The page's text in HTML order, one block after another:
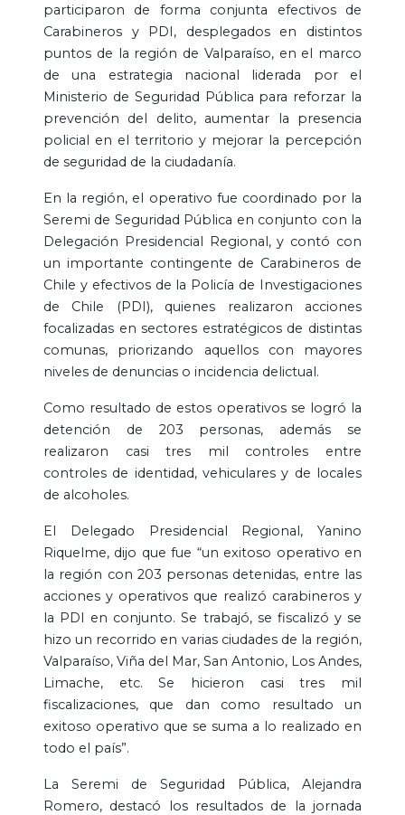
participaron de forma conjunta efectivos de
Carabineros y PDI, desplegados en distintos
puntos de la región de Valparaíso, en el marco
de una estrategia nacional liderada por el
Ministerio de Seguridad Pública para reforzar la
prevención del delito, aumentar la presencia
policial en el territorio y mejorar la percepción
de seguridad de la ciudadanía.
En la región, el operativo fue coordinado por la
Seremi de Seguridad Pública en conjunto con la
Delegación Presidencial Regional, y contó con
un importante contingente de Carabineros de
Chile y efectivos de la Policía de Investigaciones
de Chile (PDI), quienes realizaron acciones
focalizadas en sectores estratégicos de distintas
comunas, priorizando aquellos con mayores
niveles de denuncias o incidencia delictual.
Como resultado de estos operativos se logró la
detención de 203 personas, además se
realizaron casi tres mil controles entre
controles de identidad, vehiculares y de locales
de alcoholes.
El Delegado Presidencial Regional, Yanino
Riquelme, dijo que fue “un exitoso operativo en
la región con 203 personas detenidas, entre las
acciones y operativos que realizó carabineros y
la PDI en conjunto. Se trabajó, se fiscalizó y se
hizo un recorrido en varias ciudades de la región,
Valparaíso, Viña del Mar, San Antonio, Los Andes,
Limache, etc. Se hicieron casi tres mil
fiscalizaciones, que dan como resultado un
exitoso operativo que se suma a lo realizado en
todo el país”.
La Seremi de Seguridad Pública, Alejandra
Romero, destacó los resultados de la jornada